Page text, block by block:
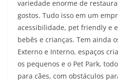
variedade enorme de
gostos. Tudo isso em um
acessibilidade, pet friendly e
bebês e crianças. Tem ainda
Externo e Interno, espaços
os pequenos e o Pet Park,
para cães, com obstáculos